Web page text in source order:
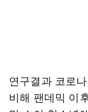
연구결과 코로
비해 팬데믹 이